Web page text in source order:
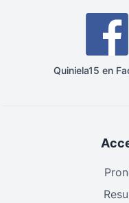
Quiniela15 en